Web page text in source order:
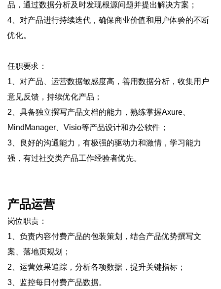
品，通过数据分析及时发现根源问题并提出解决方案；
4、对产品进行持续迭代，确保商业价值和用户体验的不断
优化。
任职要求：
1、对产品、运营数据敏感度高，善用数据分析，收集用户
意见反馈，持续优化产品；
2、具备独立撰写产品文档的能力，熟练掌握Axure、
MindManager、Visio等产品设计和办公软件；
3、良好的沟通能力，有极强的驱动力和激情，学习能力
强，有过社交类产品工作经验者优先。
产品运营
岗位职责：
1、负责内容付费产品的包装策划，结合产品优势撰写文
案、落地页规划；
2、运营效果追踪，分析各项数据，提升关键指标；
3、监控每日付费产品数据。